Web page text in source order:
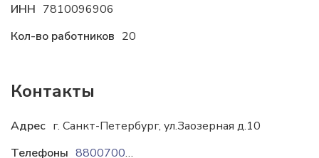
ИНН 7810096906
Кол-во работников 20
Контакты
Адрес г. Санкт-Петербург, ул.Заозерная д.10
Телефоны
88007003204